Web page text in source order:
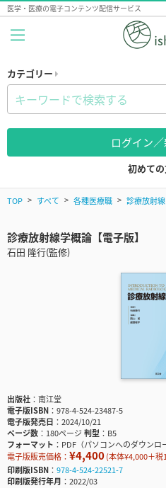
医学・医療の電子コンテンツ配信サービス
カテゴリー
ログイン
初めて
TOP すべて 各種医療職 診療放射線
診療放射線学概論【電子版】
石田 隆行(監修)
出版社
南江堂
電子版ISBN
978-4-524-23487-5
電子版発売日
2024/10/21
ページ数
180ページ判型
B5
フォーマット
PDF（パソコンへのダウンロ
電子版販売価格： ¥4,400(本体¥4,000＋税
印刷版ISBN
978-4-524-22521-7
印刷版発行年月
2022/03